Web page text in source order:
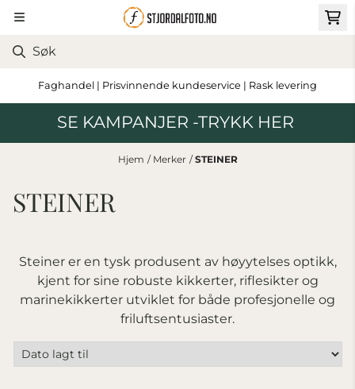
Hopp til innhold
Faghandel | Prisvinnende kundeservice | Rask levering
SE KAMPANJER -TRYKK HER
Hjem / Merker /STEINER
STEINER
Steiner er en tysk produsent av høyytelses optikk,
kjent for sine robuste kikkerter, riflesikter og
marinekikkerter utviklet for både profesjonelle og
friluftsentusiaster.